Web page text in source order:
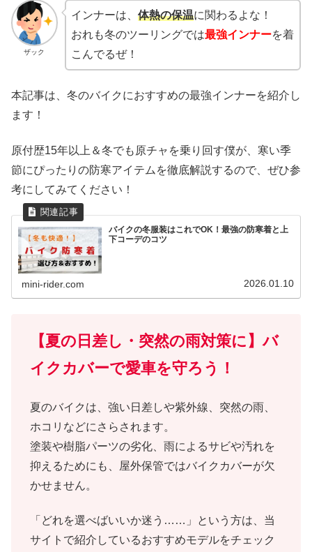
ザック
インナーは、 体熱の保温に関わるよな！
おれも冬のツーリングでは最強インナーを着
こんでるぜ！
本記事は、冬のバイクにおすすめの最強インナーを紹介し
ます！
原付歴15年以上＆冬でも原チャを乗り回す僕が、寒い季
節にぴったりの防寒アイテムを徹底解説するので、ぜひ参
考にしてみてください！
バイクの冬服装はこれでOK！最強の防寒着と上
下コーデのコツ
mini-rider.com 2026.01.10
【夏の日差し・突然の雨対策に】バ
イクカバーで愛車を守ろう！
夏のバイクは、強い日差しや紫外線、突然の雨、
ホコリなどにさらされます。
塗装や樹脂パーツの劣化、雨によるサビや汚れを
抑えるためにも、屋外保管ではバイクカバーが欠
かせません。
「どれを選べばいいか迷う……」という方は、当
サイトで紹介しているおすすめモデルをチェック